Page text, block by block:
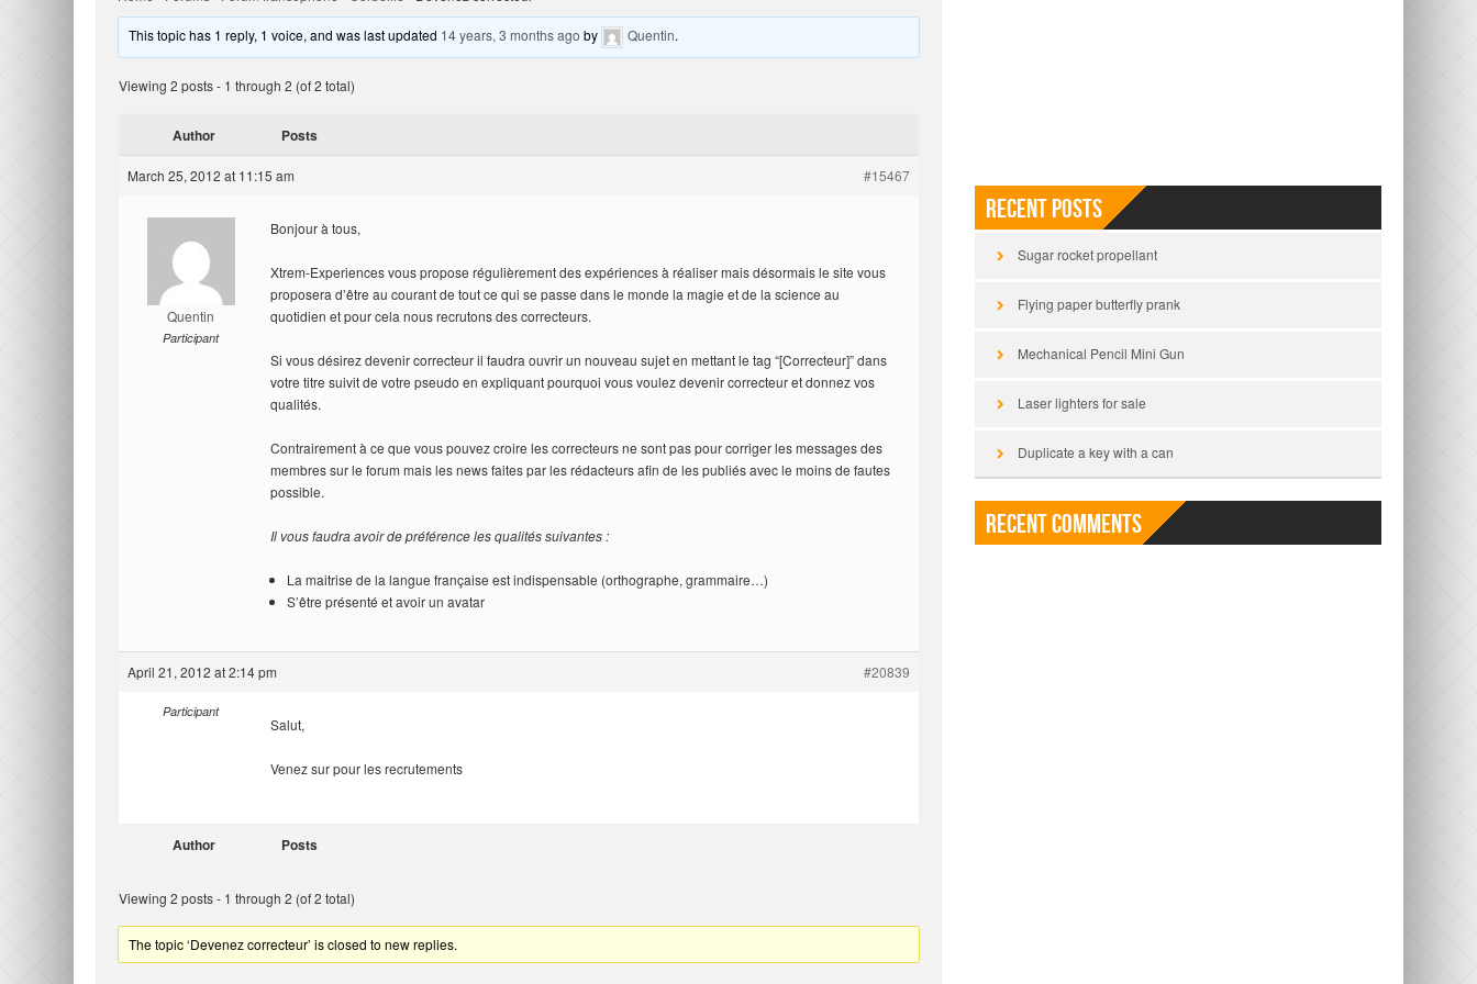
This topic has 1 reply, 1 voice, and was last updated 14 years, 3 months ago by Quentin.
Viewing 2 posts - 1 through 2 (of 2 total)
Author Posts
March 25, 2012 at 11:15 am #15467
Quentin
Participant
Bonjour à tous,
Xtrem-Experiences vous propose régulièrement des expériences à réaliser mais désormais le site vous
proposera d’être au courant de tout ce qui se passe dans le monde la magie et de la science au
quotidien et pour cela nous recrutons des correcteurs.
Si vous désirez devenir correcteur il faudra ouvrir un nouveau sujet en mettant le tag “[Correcteur]” dans
votre titre suivit de votre pseudo en expliquant pourquoi vous voulez devenir correcteur et donnez vos
qualités.
Contrairement à ce que vous pouvez croire les correcteurs ne sont pas pour corriger les messages des
membres sur le forum mais les news faites par les rédacteurs afin de les publiés avec le moins de fautes
possible.
Il vous faudra avoir de préférence les qualités suivantes :
La maitrise de la langue française est indispensable (orthographe, grammaire…)
S’être présenté et avoir un avatar
April 21, 2012 at 2:14 pm #20839
Participant
Salut,
Venez surpour les recrutements
Author Posts
Viewing 2 posts - 1 through 2 (of 2 total)
The topic ‘Devenez correcteur’ is closed to new replies.
Recent Posts
Sugar rocket propellant
Flying paper butterfly prank
Mechanical Pencil Mini Gun
Laser lighters for sale
Duplicate a key with a can
Recent Comments